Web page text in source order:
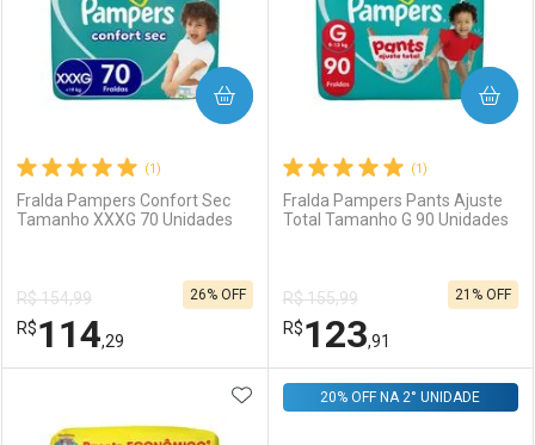
Comprar sem Desconto
Por R$ 154,99/cada
Comprar sem Desconto
Por R$ 154,99/cada
Comprar sem Desconto
Por R$ 112,32/cada
Comprar sem Desconto
Por R$ 112,32/cada
(1)
Fralda Pampers Confort Sec
Tamanho XXXG 70 Unidades
R$ 154,99
R$114,29
26% OFF
COMPRAR
FECHAR
FECHAR
(1)
Fralda Pampers Pants Ajuste
Total Tamanho G 90 Unidades
R$ 155,99
R$123,91
21% OFF
COMPRAR
ADICIONAR AOS FAVORITOS
20% OFF NA 2° UNIDADE